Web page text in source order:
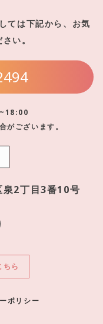
ては下記から、お気
い。
がございます。
泉2丁目3番10号
ちら
ポリシー